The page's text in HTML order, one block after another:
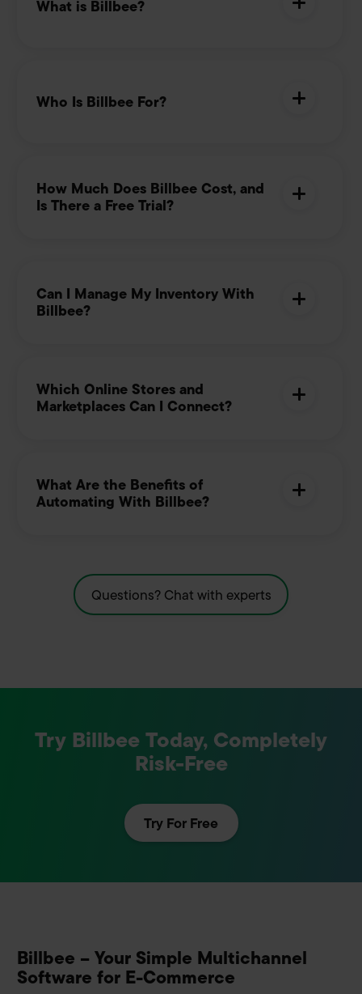
What is Billbee?
Who Is Billbee For?
How Much Does Billbee Cost, and
Is There a Free Trial?
Can I Manage My Inventory With
Billbee?
Which Online Stores and
Marketplaces Can I Connect?
What Are the Benefits of
Automating With Billbee?
Questions? Chat with experts
Try Billbee Today, Completely
Risk-Free
Try For Free
Billbee – Your Simple Multichannel
Software for E-Commerce